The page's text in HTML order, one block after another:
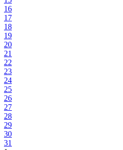
16
17
18
19
20
21
22
23
24
25
26
27
28
29
30
31